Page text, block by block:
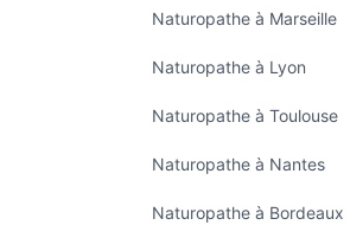
Naturopathe à Marseille
Naturopathe à Lyon
Naturopathe à Toulouse
Naturopathe à Nantes
Naturopathe à Bordeaux